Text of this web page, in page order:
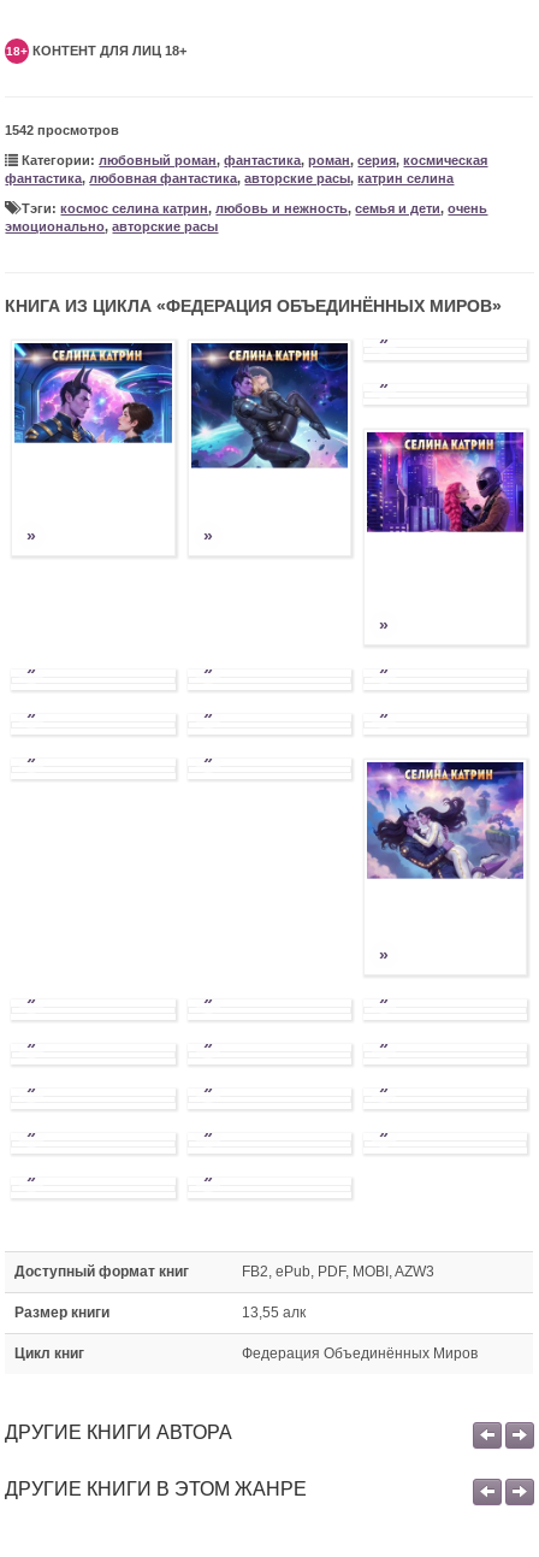
18+ КОНТЕНТ ДЛЯ ЛИЦ 18+
1542 просмотров
Категории: любовный роман,фантастика,роман,серия,космическая
фантастика, любовная фантастика,авторские расы,катрин селина
Тэги:космос селина катрин, любовь и нежность,семья и дети,очень
эмоционально,авторские расы
КНИГА ИЗ ЦИКЛА «ФЕДЕРАЦИЯ ОБЪЕДИНЁННЫХ МИРОВ»
» »
»
»
»
» » »
» » »
» »
»
» » »
» » »
» » »
» » »
» »
Доступный формат книг FB2, ePub, PDF, MOBI, AZW3
Размер книги 13,55 алк
Цикл книг Федерация Объединённых Миров
ДРУГИЕ КНИГИ АВТОРА
ДРУГИЕ КНИГИ В ЭТОМ ЖАНРЕ